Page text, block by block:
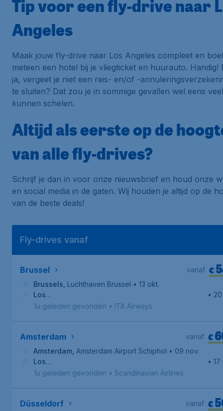
Tip voor een fly-drive naar
Angeles
Maak jouw fly-drive naar Los Angeles compleet en
meteen een hotel bij je vliegticket en huurauto. Handig!
ja, vergeet je niet een reis- en/of -
te sluiten? Dat zou je in sommige gevallen wel eens
kunnen schelen.
Altijd als eerste op de
van alle fly-drives?
Schrijf je dan in voor onze nieuwsbrief en houd onze
en social media in de gaten. Wij houden je altijd op de
van de beste deals!
Fly-drives vanaf
Brussel €
vanaf
Brussels Luchthaven Brussel • 13 okt.
Los
Angeles, Internationale luchthaven van Los Angeles
•
1u geleden gevonden • ITA Airways
Amsterdam €
vanaf
Amsterdam Amsterdam Airport Schiphol • 09 nov.
Los
Angeles, Internationale luchthaven van Los Angeles
•
1u geleden gevonden • Scandinavian Airlines
Düsseldorf €
vanaf